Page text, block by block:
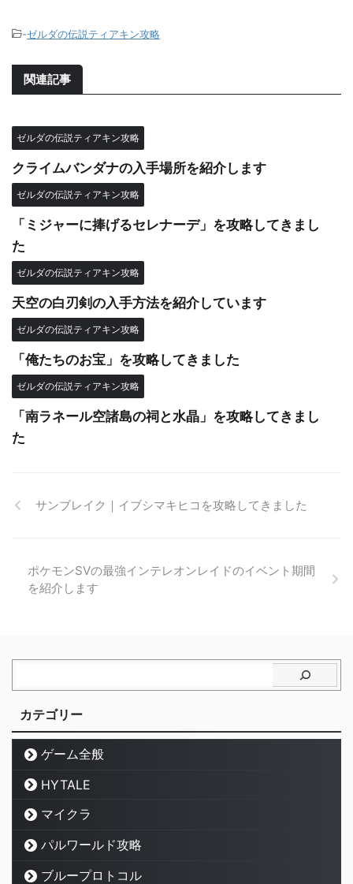
-ゼルダの伝説ティアキン攻略
関連記事
ゼルダの伝説ティアキン攻略
クライムバンダナの入手場所を紹介します
ゼルダの伝説ティアキン攻略
「ミジャーに捧げるセレナーデ」を攻略してきまし
た
ゼルダの伝説ティアキン攻略
天空の白刃剣の入手方法を紹介しています
ゼルダの伝説ティアキン攻略
「俺たちのお宝」を攻略してきました
ゼルダの伝説ティアキン攻略
「南ラネール空諸島の祠と水晶」を攻略してきまし
た
サンブレイク｜イブシマキヒコを攻略してきました
ポケモンSVの最強インテレオンレイドのイベント期間
を紹介します
カテゴリー
ゲーム全般
HYTALE
マイクラ
パルワールド攻略
ブループロトコル